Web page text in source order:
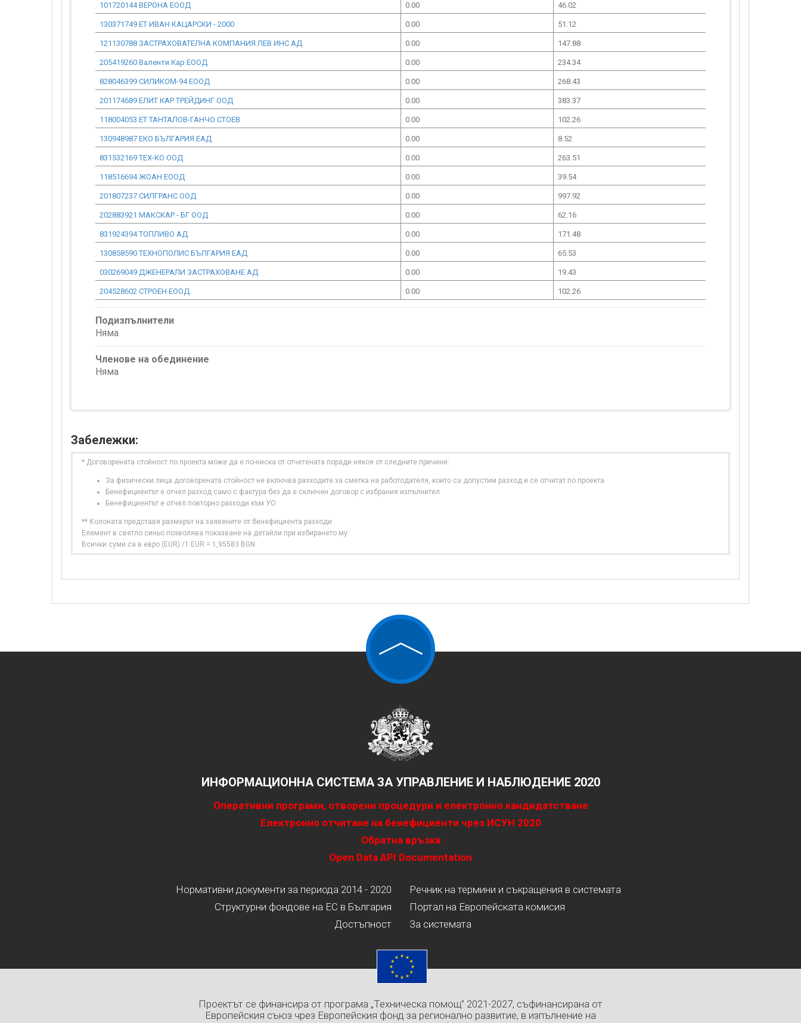
101720144 ВЕРОНА ЕООД 0.00 46.02
130371749 ЕТ ИВАН КАЦАРСКИ - 2000 0.00 51.12
121130788 ЗАСТРАХОВАТЕЛНА КОМПАНИЯ ЛЕВ ИНС АД 0.00 147.88
205419260 Валенти Кар ЕООД 0.00 234.34
828046399 СИЛИКОМ-94 ЕООД 0.00 268.43
201174689 ЕЛИТ КАР ТРЕЙДИНГ ООД 0.00 383.37
118004053 ЕТ ТАНТАЛОВ-ГАНЧО СТОЕВ 0.00 102.26
130948987 ЕКО БЪЛГАРИЯ ЕАД 0.00 8.52
831532169 ТЕХ-КО ООД 0.00 263.51
118516694 ЖОАН ЕООД 0.00 39.54
201807237 СИЛГРАНС ООД 0.00 997.92
202883921 МАКСКАР - БГ ООД 0.00 62.16
831924394 ТОПЛИВО АД 0.00 171.48
130858590 ТЕХНОПОЛИС БЪЛГАРИЯ ЕАД 0.00 65.53
030269049 ДЖЕНЕРАЛИ ЗАСТРАХОВАНЕ АД 0.00 19.43
204528602 СТРОЕН ЕООД 0.00 102.26
Подизпълнители
Няма
Членове на обединение
Няма
Забележки:
* Договорената стойност по проекта може да е по-ниска от отчетената поради някоя от следните причини:
За физически лица договорената стойност не включва разходите за сметка на работодателя, които са допустим разход и се отчитат по проекта
Бенефициентът е отчел разход само с фактура без да е сключен договор с избрания изпълнител
Бенефициентът е отчел повторно разходи към УО
** Колоната представя размерът на заявените от бенефициента разходи
Елемент в светло синьо позволява показване на детайли при избирането му
Всички суми са в евро (EUR) /1 EUR = 1,95583 BGN
ИНФОРМАЦИОННА СИСТЕМА ЗА УПРАВЛЕНИЕ И НАБЛЮДЕНИЕ 2020
Оперативни програми, отворени процедури и електронно кандидатстване
Електронно отчитане на бенефициенти чрез ИСУН 2020
Обратна връзка
Open Data API Documentation
Нормативни документи за периода 2014 - 2020
Структурни фондове на ЕС в България
Достъпност
Речник на термини и съкращения в системата
Портал на Европейската комисия
За системата
Проектът се финансира от програма „Техническа помощ” 2021-2027, съфинансирана от
Европейския съюз чрез Европейския фонд за регионално развитие, в изпълнение на